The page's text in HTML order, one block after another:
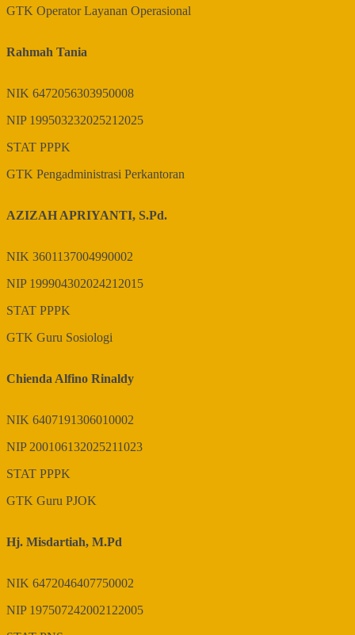
GTK Operator Layanan Operasional
Rahmah Tania
NIK 6472056303950008
NIP 199503232025212025
STAT PPPK
GTK Pengadministrasi Perkantoran
AZIZAH APRIYANTI, S.Pd.
NIK 3601137004990002
NIP 199904302024212015
STAT PPPK
GTK Guru Sosiologi
Chienda Alfino Rinaldy
NIK 6407191306010002
NIP200106132025211023
STAT PPPK
GTK Guru PJOK
Hj. Misdartiah, M.Pd
NIK 6472046407750002
NIP 197507242002122005